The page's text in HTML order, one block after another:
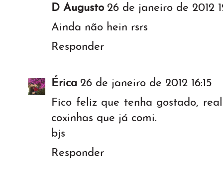
D Augusto 26 de janeiro de 2012
Ainda não hein rsrs
Responder
Érica 26 de janeiro de 2012 16:15
Fico feliz que tenha gostado,
coxinhas que já comi.
bjs
Responder